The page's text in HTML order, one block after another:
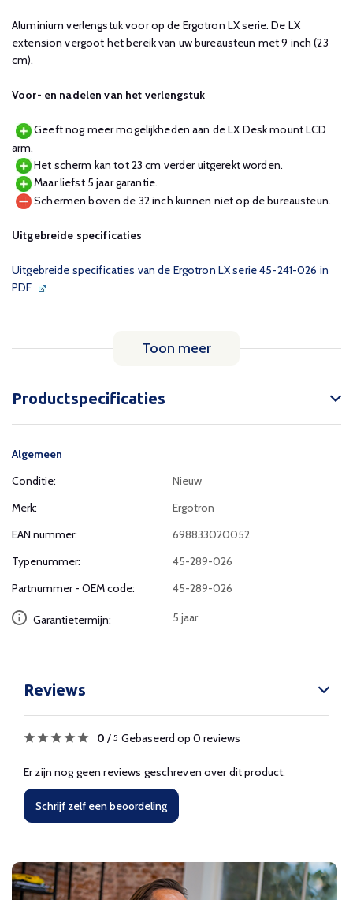
Aluminium verlengstuk voor op de Ergotron LX serie. De LX
extension vergoot het bereik van uw bureausteun met 9 inch (23
cm).
Voor- en nadelen van het verlengstuk
Geeft nog meer mogelijkheden aan de LX Desk mount LCD
arm.
Het scherm kan tot 23 cm verder uitgerekt worden.
Maar liefst 5 jaar garantie.
Schermen boven de 32 inch kunnen niet op de bureausteun.
Uitgebreide specificaties
Uitgebreide specificaties van de Ergotron LX serie 45-241-026 in
PDF
Toon meer
Productspecificaties
Algemeen
Conditie:
Nieuw
Merk:
Ergotron
EAN nummer:
698833020052
Typenummer:
45-289-026
Partnummer - OEM code:
45-289-026
Garantietermijn: 5 jaar
Reviews
0 / 5 Gebaseerd op 0 reviews
Er zijn nog geen reviews geschreven over dit product.
Schrijf zelf een beoordeling